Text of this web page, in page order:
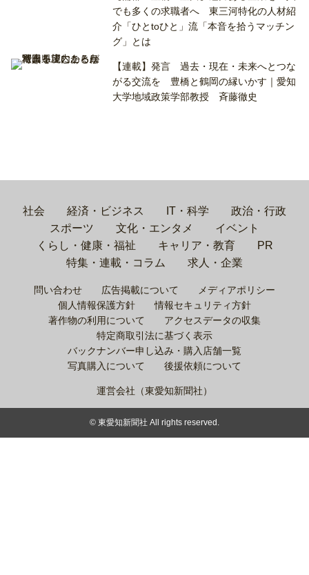
でも多くの求職者へ 東三河特化の人材紹
介「ひとtoひと」流「本音を拾うマッチン
グ」とは
【連載】発言 過去・現在・未来へとつな
がる交流を 豊橋と鶴岡の縁いかす｜愛知
大学地域政策学部教授 斉藤徹史
社会 経済・ビジネス IT・科学
政治・行政
スポーツ
文化・エンタメ
イベント
くらし・健康・福祉
キャリア・教育
PR
特集・連載・コラム
求人・企業
問い合わせ 広告掲載について
メディアポリシー
個人情報保護方針
情報セキュリティ方針
著作物の利用について
アクセスデータの収集
特定商取引法に基づく表示
バックナンバー申し込み・購入店舗一覧
写真購入について
後援依頼について
運営会社（東愛知新聞社）
© 東愛知新聞社 All rights reserved.